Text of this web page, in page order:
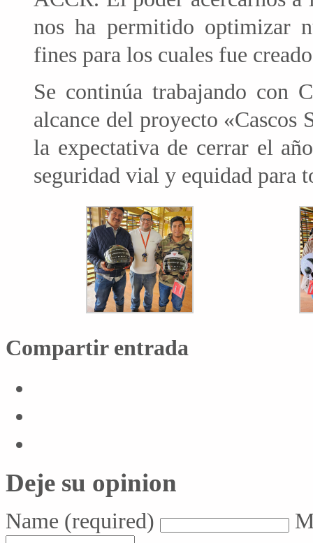
nos ha permitido optimizar
fines para los cuales fue
Se continúa trabajando con
alcance del proyecto «Cascos
la expectativa de cerrar el
seguridad vial y equidad para
Compartir entrada
Deje su opinion
Name (required)